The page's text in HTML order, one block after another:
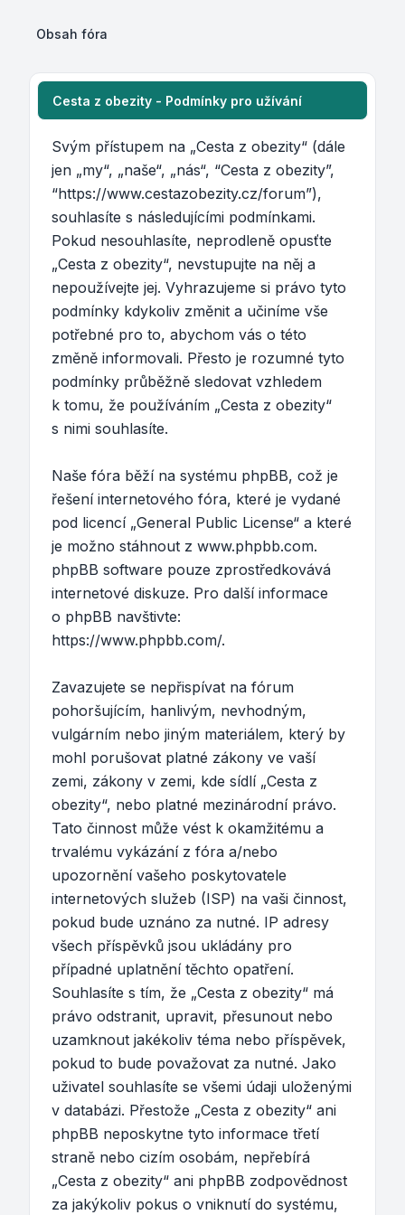
Obsah fóra
Cesta z obezity - Podmínky pro užívání
Svým přístupem na „Cesta z obezity“ (dále
jen „my“, „naše“, „nás“, “Cesta z obezity”,
“https://www.cestazobezity.cz/forum”),
souhlasíte s následujícími podmínkami.
Pokud nesouhlasíte, neprodleně opusťte
„Cesta z obezity“, nevstupujte na něj a
nepoužívejte jej. Vyhrazujeme si právo tyto
podmínky kdykoliv změnit a učiníme vše
potřebné pro to, abychom vás o této
změně informovali. Přesto je rozumné tyto
podmínky průběžně sledovat vzhledem
k tomu, že používáním „Cesta z obezity“
s nimi souhlasíte.
Naše fóra běží na systému phpBB, což je
řešení internetového fóra, které je vydané
pod licencí „General Public License“ a které
je možno stáhnout z www.phpbb.com.
phpBB software pouze zprostředkovává
internetové diskuze. Pro další informace
o phpBB navštivte:
https://www.phpbb.com/.
Zavazujete se nepřispívat na fórum
pohoršujícím, hanlivým, nevhodným,
vulgárním nebo jiným materiálem, který by
mohl porušovat platné zákony ve vaší
zemi, zákony v zemi, kde sídlí „Cesta z
obezity“, nebo platné mezinárodní právo.
Tato činnost může vést k okamžitému a
trvalému vykázání z fóra a/nebo
upozornění vašeho poskytovatele
internetových služeb (ISP) na vaši činnost,
pokud bude uznáno za nutné. IP adresy
všech příspěvků jsou ukládány pro
případné uplatnění těchto opatření.
Souhlasíte s tím, že „Cesta z obezity“ má
právo odstranit, upravit, přesunout nebo
uzamknout jakékoliv téma nebo příspěvek,
pokud to bude považovat za nutné. Jako
uživatel souhlasíte se všemi údaji uloženými
v databázi. Přestože „Cesta z obezity“ ani
phpBB neposkytne tyto informace třetí
straně nebo cizím osobám, nepřebírá
„Cesta z obezity“ ani phpBB zodpovědnost
za jakýkoliv pokus o vniknutí do systému,